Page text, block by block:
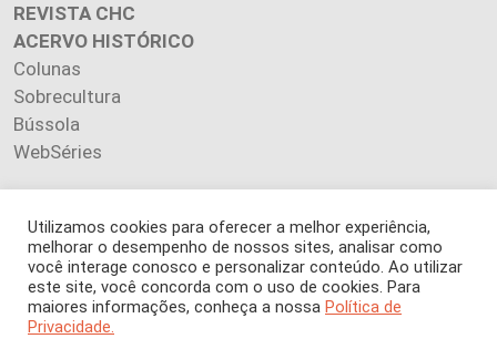
REVISTA CHC
ACERVO HISTÓRICO
Colunas
Sobrecultura
Bússola
WebSéries
Copyright 2026 INSTITUTO CIÊNCIA HOJE. Todos os direitos
reservados.
Os artigos publicados na revista refletem exclusivamente a
Utilizamos cookies para oferecer a melhor experiência,
melhorar o desempenho de nossos sites, analisar como
você interage conosco e personalizar conteúdo. Ao utilizar
este site, você concorda com o uso de cookies. Para
maiores informações, conheça a nossa Política de
Privacidade.